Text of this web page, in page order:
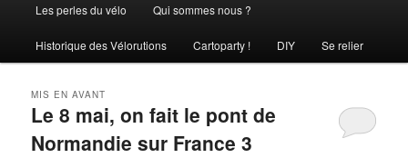
principal
Les perles du vélo Qui sommes nous ?
Historique des Vélorutions Cartoparty ! DIY Se relier
Le 8 mai, on fait le pont de
Normandie sur France 3
MIS EN AVANT